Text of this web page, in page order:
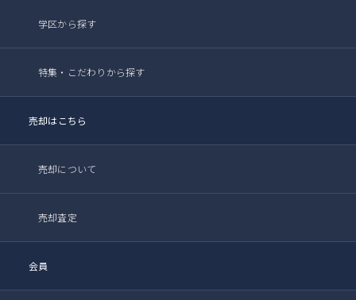
学区から探す
特集・こだわりから探す
売却はこちら
売却について
売却査定
会員